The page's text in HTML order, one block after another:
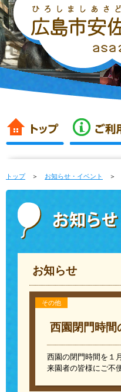
トップ＞ お知らせ・イベント ＞
お知らせ
その他
西園閉門時間
西園の閉門時間を１
来園者の皆様にご不